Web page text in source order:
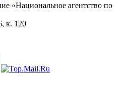
«Национальное агентство по
к. 120